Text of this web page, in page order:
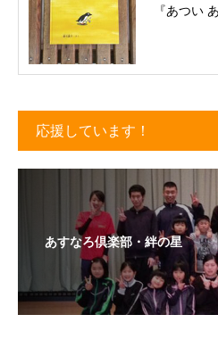
『あつい
応援しています！
あすなろ倶楽部・絆の星